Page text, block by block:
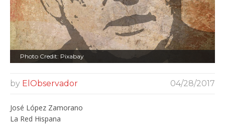
Photo Credit: Pixabay
by ElObservador 04/28/2017
José López Zamorano
La Red Hispana